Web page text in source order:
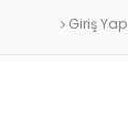
Giriş Yap